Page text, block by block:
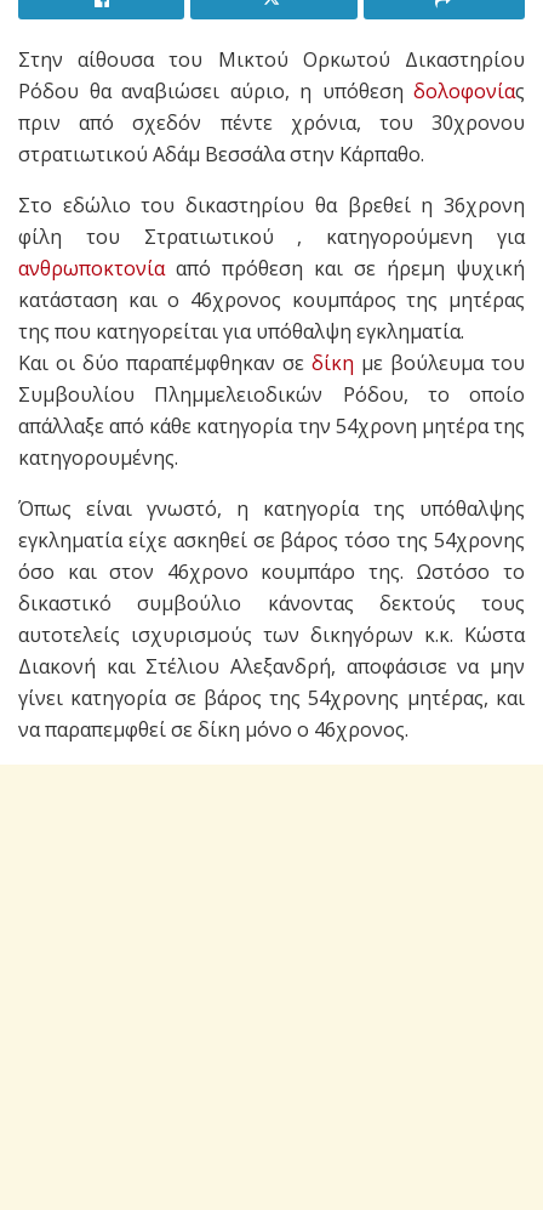
Στην αίθουσα του Μικτού Ορκωτού Δικαστηρίου
Ρόδου θα αναβιώσει αύριο, η υπόθεση δολοφονίας
πριν από σχεδόν πέντε χρόνια, του 30χρονου
στρατιωτικού Αδάμ Βεσσάλα στην Κάρπαθο.
Στο εδώλιο του δικαστηρίου θα βρεθεί η 36χρονη
φίλη του Στρατιωτικού , κατηγορούμενη για
ανθρωποκτονίααπό πρόθεση και σε ήρεμη ψυχική
κατάσταση και ο 46χρονος κουμπάρος της μητέρας
της που κατηγορείται για υπόθαλψη εγκληματία.
Και οι δύο παραπέμφθηκαν σε δίκη με βούλευμα του
Συμβουλίου Πλημμελειοδικών Ρόδου, το οποίο
απάλλαξε από κάθε κατηγορία την 54χρονη μητέρα της
κατηγορουμένης.
Όπως είναι γνωστό, η κατηγορία της υπόθαλψης
εγκληματία είχε ασκηθεί σε βάρος τόσο της 54χρονης
όσο και στον 46χρονο κουμπάρο της. Ωστόσο το
δικαστικό συμβούλιο κάνοντας δεκτούς τους
αυτοτελείς ισχυρισμούς των δικηγόρων κ.κ. Κώστα
Διακονή και Στέλιου Αλεξανδρή, αποφάσισε να μην
γίνει κατηγορία σε βάρος της 54χρονης μητέρας, και
να παραπεμφθεί σε δίκη μόνο ο 46χρονος.